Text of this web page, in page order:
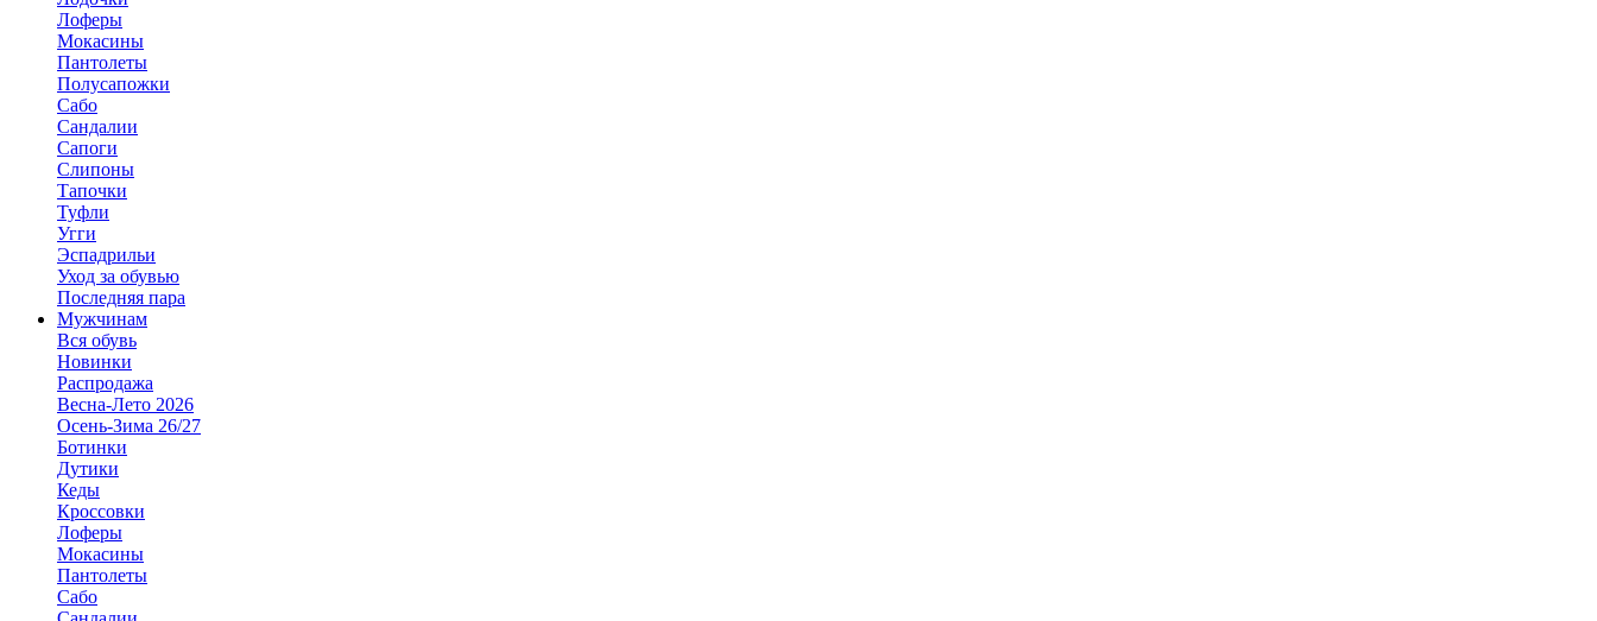
Лоферы
Мокасины
Пантолеты
Полусапожки
Сабо
Сандалии
Сапоги
Слипоны
Тапочки
Туфли
Угги
Эспадрильи
Уход за обувью
Последняя пара
Мужчинам
Вся обувь
Новинки
Распродажа
Весна-Лето 2026
Осень-Зима 26/27
Ботинки
Дутики
Кеды
Кроссовки
Лоферы
Мокасины
Пантолеты
Сабо